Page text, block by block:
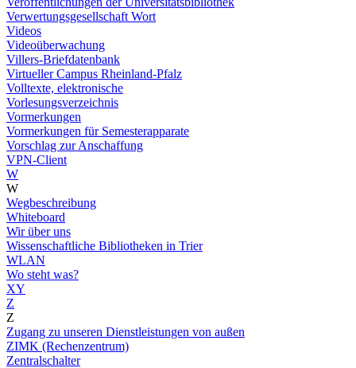
Verwertungsgesellschaft Wort
Videos
Videoüberwachung
Villers-Briefdatenbank
Virtueller Campus Rheinland-Pfalz
Volltexte, elektronische
Vorlesungsverzeichnis
Vormerkungen
Vormerkungen für Semesterapparate
Vorschlag zur Anschaffung
VPN-Client
W
W
Wegbeschreibung
Whiteboard
Wir über uns
Wissenschaftliche Bibliotheken in Trier
WLAN
Wo steht was?
XY
Z
Z
Zugang zu unseren Dienstleistungen von außen
ZIMK (Rechenzentrum)
Zentralschalter